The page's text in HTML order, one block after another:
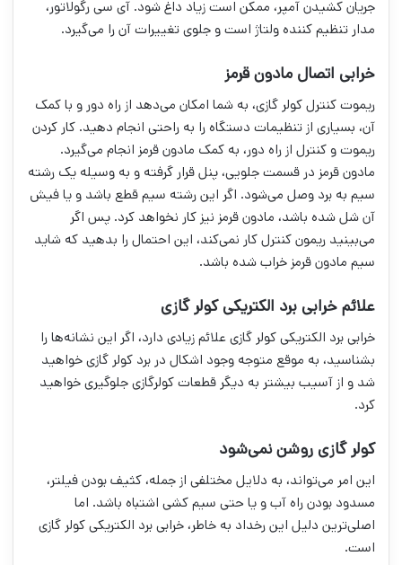
جریان کشیدن آمپر، ممکن است زیاد داغ شود. آی سی رگولاتور،
مدار تنظیم کننده ولتاژ است و جلوی تغییرات آن را می‌گیرد.
خرابی اتصال مادون قرمز
ریموت کنترل کولر گازی، به شما امکان می‌دهد از راه دور و با کمک
آن، بسیاری از تنظیمات دستگاه را به راحتی انجام دهید. کار کردن
ریموت و کنترل از راه دور، به کمک مادون قرمز انجام می‌گیرد.
مادون قرمز در قسمت جلویی، پنل قرار گرفته و به وسیله یک رشته
سیم به برد وصل می‌شود. اگر این رشته سیم قطع باشد و یا فیش
آن شل شده باشد، مادون قرمز نیز کار نخواهد کرد. پس اگر
می‌بینید ریمون کنترل کار نمی‌کند، این احتمال را بدهید که شاید
سیم مادون قرمز خراب شده باشد.
علائم خرابی برد الکتریکی کولر گازی
خرابی برد الکتریکی کولر گازی علائم زیادی دارد، اگر این نشانه‌ها را
بشناسید، به موقع متوجه وجود اشکال در برد کولر گازی خواهید
شد و از آسیب بیشتر به دیگر قطعات کولرگازی جلوگیری خواهید
کرد.
کولر گازی روشن نمی‌شود
این امر می‌تواند، به دلایل مختلفی از جمله، کثیف بودن فیلتر،
مسدود بودن راه آب و یا حتی سیم کشی اشتباه باشد. اما
اصلی‌ترین دلیل این رخداد به خاطر، خرابی برد الکتریکی کولر گازی
است.